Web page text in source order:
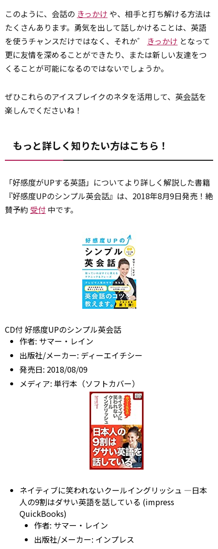
このように、会話の きっかけ や、相手と打ち解ける方法は
たくさんあります。勇気を出して話しかけることは、英語
を使うチャンスだけではなく、それか゛ きっかけ となって
更に友情を深めることができたり、または新しい友達をつ
くることが可能になるのではないでしょうか。
ぜひこれらのアイスブレイクのネタを活用して、英会話を
楽しんでくださいね！
もっと詳しく知りたい方はこちら！
「好感度がUPする英語」についてより詳しく解説した書籍
『好感度UPのシンプル英会話』は、2018年8月9日発売！絶
賛予約 受付 中です。
CD付 好感度UPのシンプル英会話
作者: サマー・レイン
出版社/メーカー: ディーエイチシー
発売日: 2018/08/09
メディア: 単行本（ソフトカバー）
ネイティブに笑われないクールイングリッシュ ―日本
人の9割はダサい英語を話している (impress
QuickBooks)
作者: サマー・レイン
出版社/メーカー: インプレス